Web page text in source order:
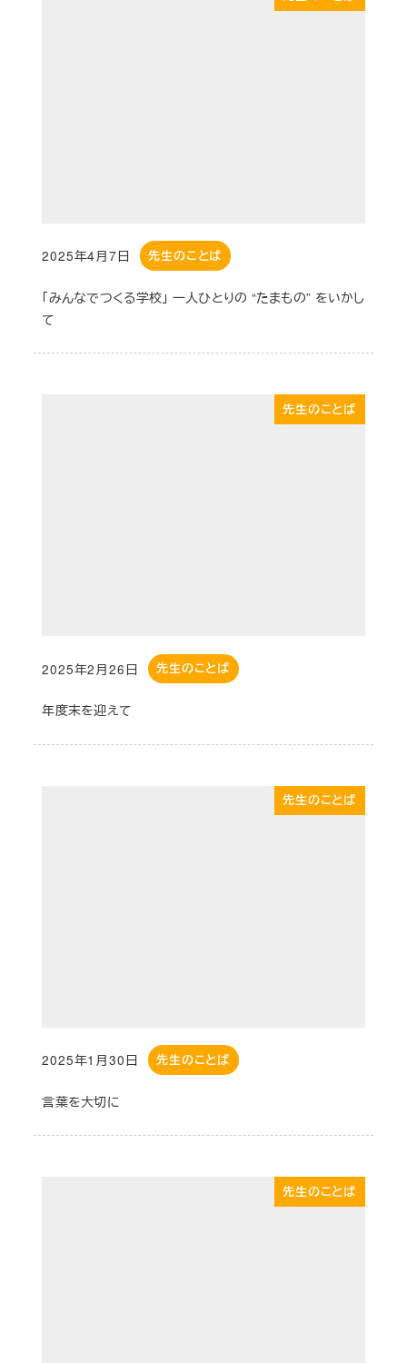
「みんなでつくる学校」 一人ひとりの “たまもの” をいかし
て
投稿日
2025年4月7日 先生のことば
先生のことば
年度末を迎えて
投稿日
2025年2月26日 先生のことば
先生のことば
言葉を大切に
投稿日
2025年1月30日 先生のことば
先生のことば